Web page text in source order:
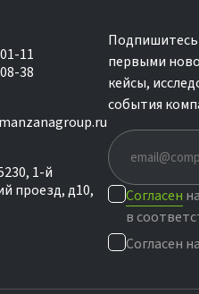
11
38
1-й
проезд, д10,
Подпишитесь
первыми
кейсы,
события
Согласен
в
Согласен на